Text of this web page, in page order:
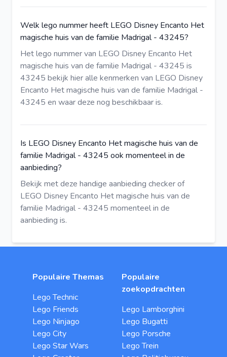
Welk lego nummer heeft LEGO Disney Encanto Het
magische huis van de familie Madrigal - 43245?
Het lego nummer van LEGO Disney Encanto Het
magische huis van de familie Madrigal - 43245 is
43245 bekijk hieralle kenmerken van LEGO Disney
Encanto Het magische huis van de familie Madrigal -
43245 en waar deze nog beschikbaar is.
Is LEGO Disney Encanto Het magische huis van de
familie Madrigal - 43245 ook momenteel in de
aanbieding?
Bekijk met deze handige aanbieding checkerof
LEGO Disney Encanto Het magische huis van de
familie Madrigal - 43245 momenteel in de
aanbieding is.
Populaire Themas
Lego Technic
Lego Friends
Lego Ninjago
Lego City
Lego Star Wars
Populaire
zoekopdrachten
Lego Lamborghini
Lego Bugatti
Lego Porsche
Lego Trein